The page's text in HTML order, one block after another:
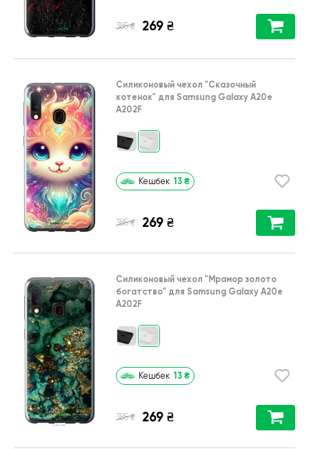
385 ₴ 269 ₴
Силиконовый чехол "Сказочный
котенок" для Samsung Galaxy A20e
A202F
Кешбек 13 ₴
385 ₴ 269 ₴
Силиконовый чехол "Мрамор золото
богатство" для Samsung Galaxy A20e
A202F
Кешбек 13 ₴
385 ₴ 269 ₴